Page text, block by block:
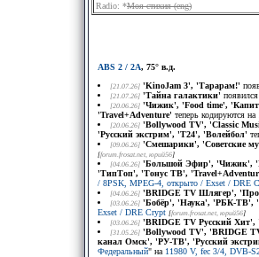
Radio: *Моя стихия (eng)
ABS 2 / 2A, 75° в.д.
[21.07.26] 'KinoJam 3', 'Тарарам!'
[21.07.26] 'Тайна галактики'
[20.06.26] 'Чижик', 'Food time',
'Travel+Adventure' теперь кодируются на
[20.06.26] 'Bollywood TV', 'Classic
'Русский экстрим', 'Т24', 'Волейбол'
[09.06.26] 'Смешарики', 'Советские
[forum.frosat.net, юрий56]
[04.06.26] 'Большой Эфир', 'Чижик',
'ТипТоп', 'Тонус ТВ',
/ 8PSK, MPEG-4, открыто / Exset / DRE
[04.06.26] 'BRIDGE TV Шлягер', 'Про
[03.06.26] 'Бобёр', 'Наука', 'РБК-ТВ',
Exset / DRE Crypt [forum.frosat.net, юрий56]
[03.06.26] 'BRIDGE TV Русский
[31.05.26] 'Bollywood TV', 'BRIDGE
канал Oмск', 'РУ-ТВ', 'Русский
Федеральный" на 11980 V, fec 3/4, DVB-